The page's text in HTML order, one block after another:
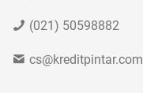
(021) 50598882
cs@kreditpintar.com